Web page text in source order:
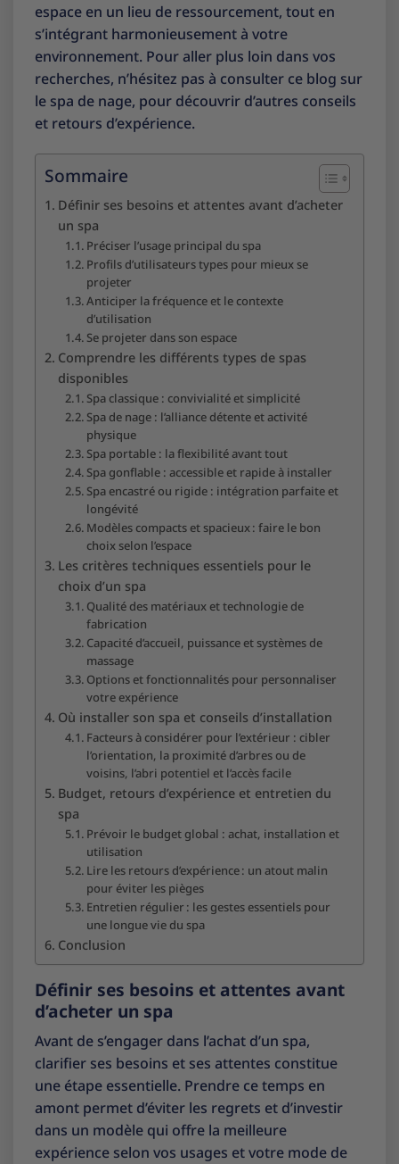
espace en un lieu de ressourcement, tout en
s’intégrant harmonieusement à votre
environnement. Pour aller plus loin dans vos
recherches, n’hésitez pas à consulter ce blog sur
le spa de nage, pour découvrir d’autres conseils
et retours d’expérience.
Sommaire
Définir ses besoins et attentes avant d’acheter
un spa
Préciser l’usage principal du spa
Profils d’utilisateurs types pour mieux se
projeter
Anticiper la fréquence et le contexte
d’utilisation
Se projeter dans son espace
Comprendre les différents types de spas
disponibles
Spa classique : convivialité et simplicité
Spa de nage : l’alliance détente et activité
physique
Spa portable : la flexibilité avant tout
Spa gonflable : accessible et rapide à installer
Spa encastré ou rigide : intégration parfaite et
longévité
Modèles compacts et spacieux : faire le bon
choix selon l’espace
Les critères techniques essentiels pour le
choix d’un spa
Qualité des matériaux et technologie de
fabrication
Capacité d’accueil, puissance et systèmes de
massage
Options et fonctionnalités pour personnaliser
votre expérience
Où installer son spa et conseils d’installation
Facteurs à considérer pour l’extérieur : cibler
l’orientation, la proximité d’arbres ou de
voisins, l’abri potentiel et l’accès facile
Budget, retours d’expérience et entretien du
spa
Prévoir le budget global : achat, installation et
utilisation
Lire les retours d’expérience : un atout malin
pour éviter les pièges
Entretien régulier : les gestes essentiels pour
une longue vie du spa
Conclusion
Définir ses besoins et attentes avant
d’acheter un spa
Avant de s’engager dans l’achat d’un spa,
clarifier ses besoins et ses attentes constitue
une étape essentielle. Prendre ce temps en
amont permet d’éviter les regrets et d’investir
dans un modèle qui offre la meilleure
expérience selon vos usages et votre mode de